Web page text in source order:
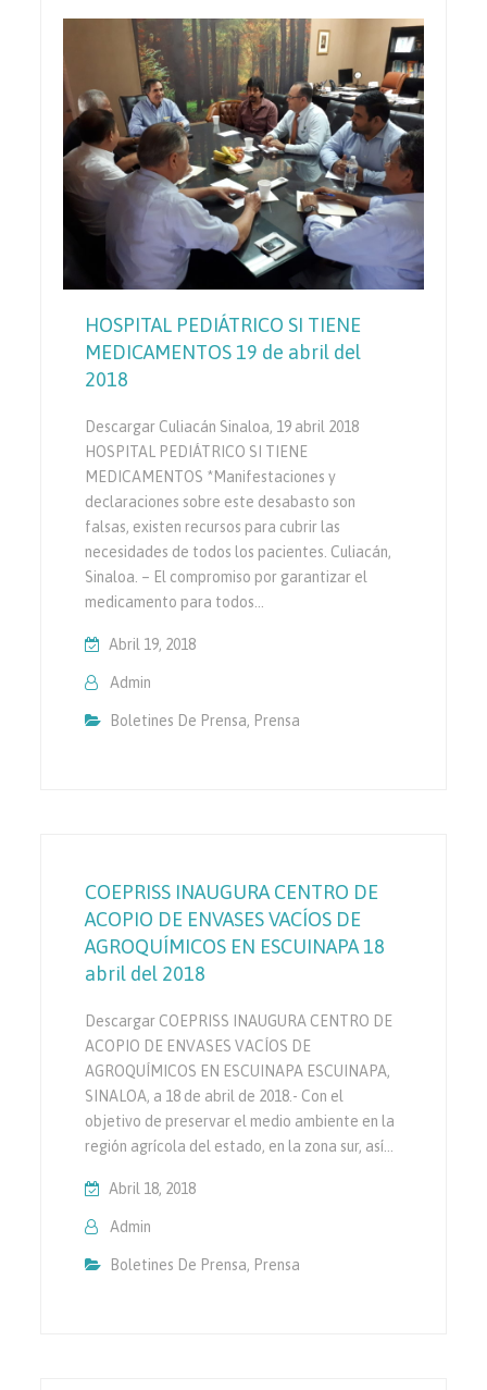
HOSPITAL PEDIÁTRICO SI TIENE
MEDICAMENTOS 19 de abril del
2018
Descargar Culiacán Sinaloa, 19 abril 2018
HOSPITAL PEDIÁTRICO SI TIENE
MEDICAMENTOS *Manifestaciones y
declaraciones sobre este desabasto son
falsas, existen recursos para cubrir las
necesidades de todos los pacientes. Culiacán,
Sinaloa. – El compromiso por garantizar el
medicamento para todos…
Abril 19, 2018
Admin
Boletines De Prensa, Prensa
COEPRISS INAUGURA CENTRO DE
ACOPIO DE ENVASES VACÍOS DE
AGROQUÍMICOS EN ESCUINAPA 18
abril del 2018
Descargar COEPRISS INAUGURA CENTRO DE
ACOPIO DE ENVASES VACÍOS DE
AGROQUÍMICOS EN ESCUINAPA ESCUINAPA,
SINALOA, a 18 de abril de 2018.- Con el
objetivo de preservar el medio ambiente en la
región agrícola del estado, en la zona sur, así…
Abril 18, 2018
Admin
Boletines De Prensa, Prensa